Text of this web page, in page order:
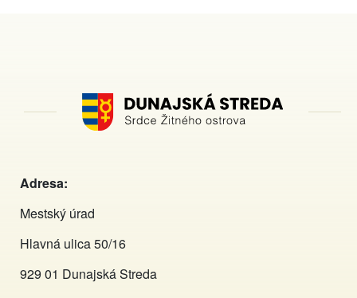
Adresa:
Mestský úrad
Hlavná ulica 50/16
929 01 Dunajská Streda